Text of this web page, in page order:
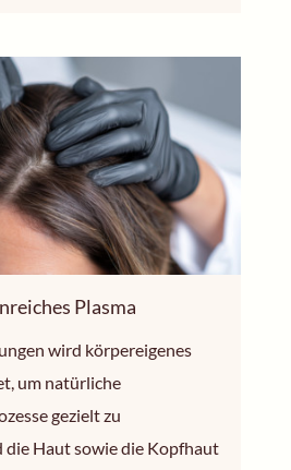
Plasma
wird körpereigenes
um natürliche
gezielt zu
Haut sowie die Kopfhaut